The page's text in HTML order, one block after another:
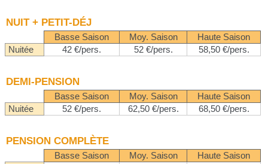
NUIT + PETIT-DÉJ
Basse Saison Moy. Saison
Haute Saison
Nuitée
42 €/pers. 52 €/pers. 58,50 €/pers.
DEMI-PENSION
Basse Saison Moy. Saison
Haute Saison
Nuitée
52 €/pers. 62,50 €/pers. 68,50 €/pers.
PENSION COMPLÈTE
Basse Saison Moy. Saison
Haute Saison